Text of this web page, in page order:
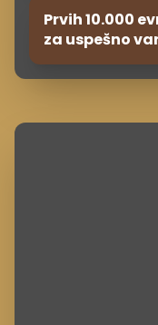
Prvih 10.000
za uspešno